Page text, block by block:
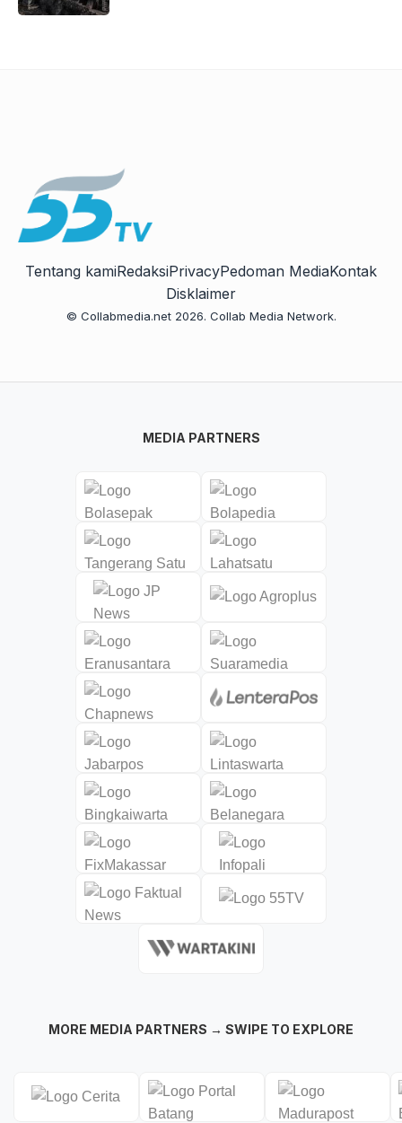
Tentang kamiRedaksiPrivacyPedoman MediaKontak
Disklaimer
© Collabmedia.net 2026. Collab Media Network.
MEDIA PARTNERS
MORE MEDIA PARTNERS → SWIPE TO EXPLORE